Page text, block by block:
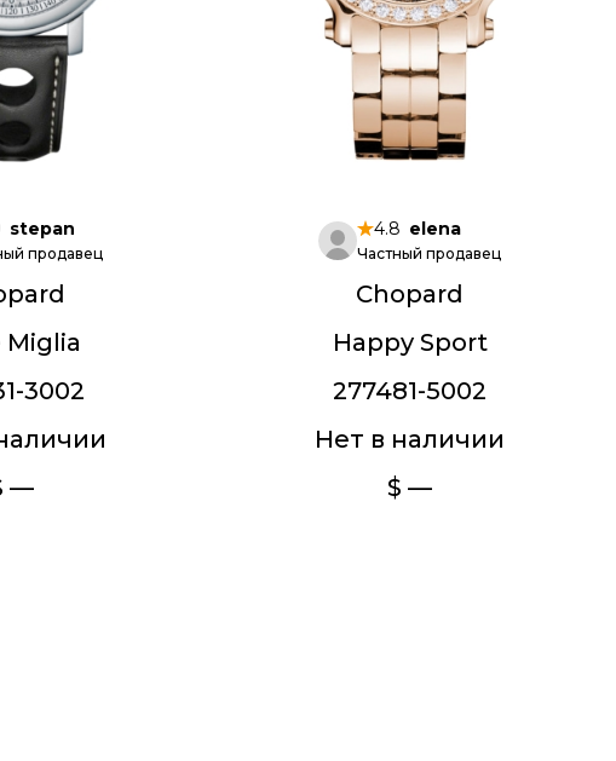
stepan
продавец
Miglia
3002
—
4.8 elena
Частный продавец
Chopard
Happy Sport
277481-5002
Нет в наличии
$ —